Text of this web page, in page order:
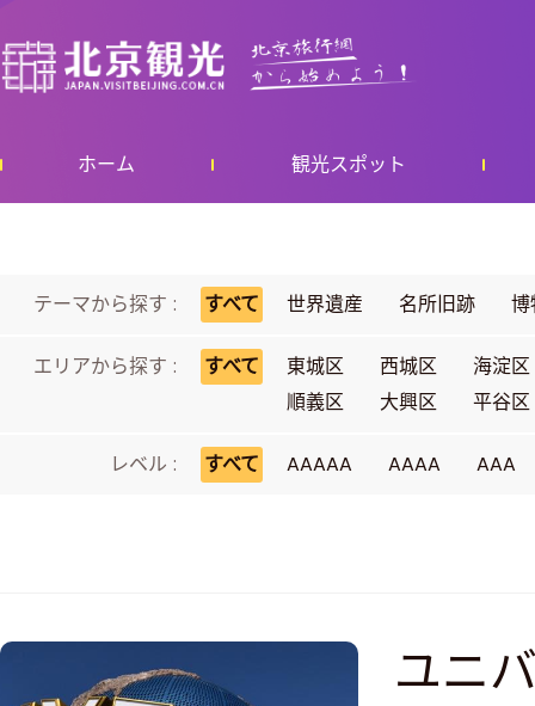
ホーム 観光スポット
テーマから探す : すべて 世界遺産 名所旧跡
エリアから探す : すべて 東城区 西城区
海淀区
順義区
大興区 平谷区
レベル : すべて AAAAA AAAA AAA
ユニ